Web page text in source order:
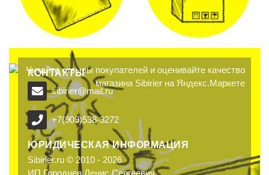
КОНТАКТЫ
sibirier@mail.ru
+7(909)538-3272
ЮРИДИЧЕСКАЯ ИНФОРМАЦИЯ
Sibirier.ru © 2010 - 2026
ИП Городнев Денис Сергеевич